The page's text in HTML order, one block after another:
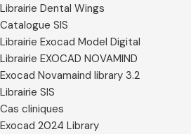
Librairie Dental Wings
Catalogue SIS
Librairie Exocad Model Digital
Librairie EXOCAD NOVAMIND
Exocad Novamaind library 3.2
Librairie SIS
Cas cliniques
Exocad 2024 Library